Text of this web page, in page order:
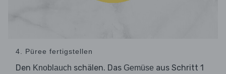
4. Püree fertigstellen
Den Knoblauch schälen. Das Gemüse aus Schritt 1